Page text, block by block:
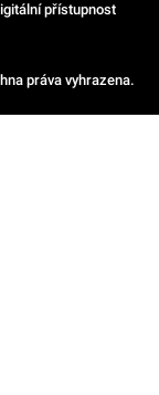
práva vyhrazena.
přístupnost